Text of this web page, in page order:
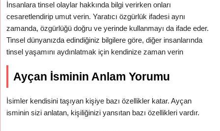
İnsanlara tinsel olaylar hakkında bilgi verirken onları
cesaretlendirip umut verin. Yaratıcı özgürlük ifadesi aynı
zamanda, özgürlüğü doğru ve yerinde kullanmayı da ifade eder.
Tinsel dünyanızda edindiğiniz bilgilere göre, diğer insanlarında
tinsel yaşamını aydınlatmak için kendinize zaman verin
Ayçan İsminin Anlam Yorumu
İsimler kendisini taşıyan kişiye bazı özellikler katar. Ayçan
isminin sizi anlatan, kişiliğinizi yansıtan bazı özellikleri vardır.